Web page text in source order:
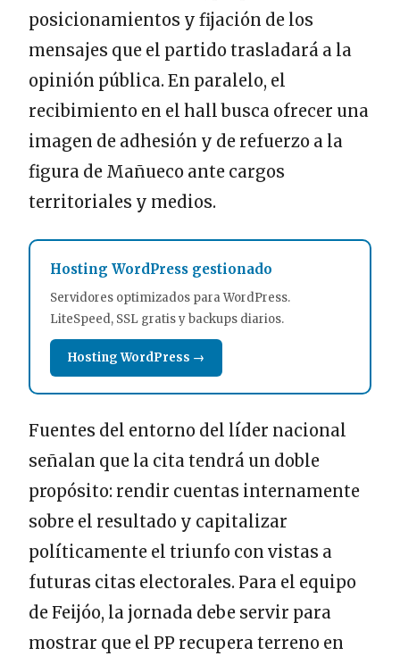
posicionamientos y fijación de los
mensajes que el partido trasladará a la
opinión pública. En paralelo, el
recibimiento en el hall busca ofrecer una
imagen de adhesión y de refuerzo a la
figura de Mañueco ante cargos
territoriales y medios.
Hosting WordPress gestionado
Servidores optimizados para WordPress.
LiteSpeed, SSL gratis y backups diarios.
Hosting WordPress →
Fuentes del entorno del líder nacional
señalan que la cita tendrá un doble
propósito: rendir cuentas internamente
sobre el resultado y capitalizar
políticamente el triunfo con vistas a
futuras citas electorales. Para el equipo
de Feijóo, la jornada debe servir para
mostrar que el PP recupera terreno en